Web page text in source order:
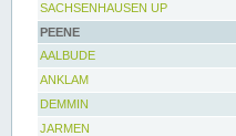
SACHSENHAUSEN UP
PEENE
AALBUDE
ANKLAM
DEMMIN
JARMEN